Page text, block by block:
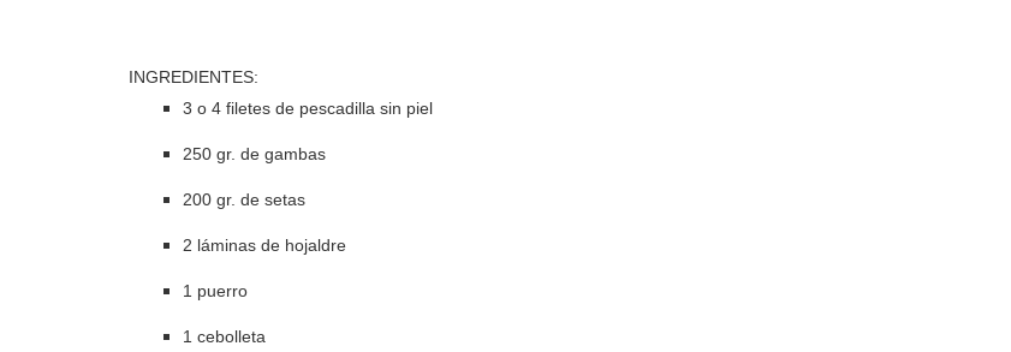
INGREDIENTES:
3 o 4 filetes de pescadilla sin piel
250 gr. de gambas
200 gr. de setas
2 láminas de hojaldre
1 puerro
1 cebolleta